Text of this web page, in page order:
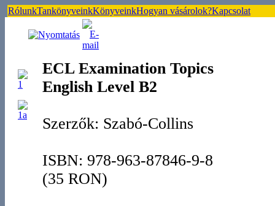
RólunkTankönyveinkKönyveinkHogyan vásárolok?Kapcsolat
ECL Examination Topics
English Level B2
Szerzők: Szabó-Collins
ISBN: 978-963-87846-9-8
(35 RON)